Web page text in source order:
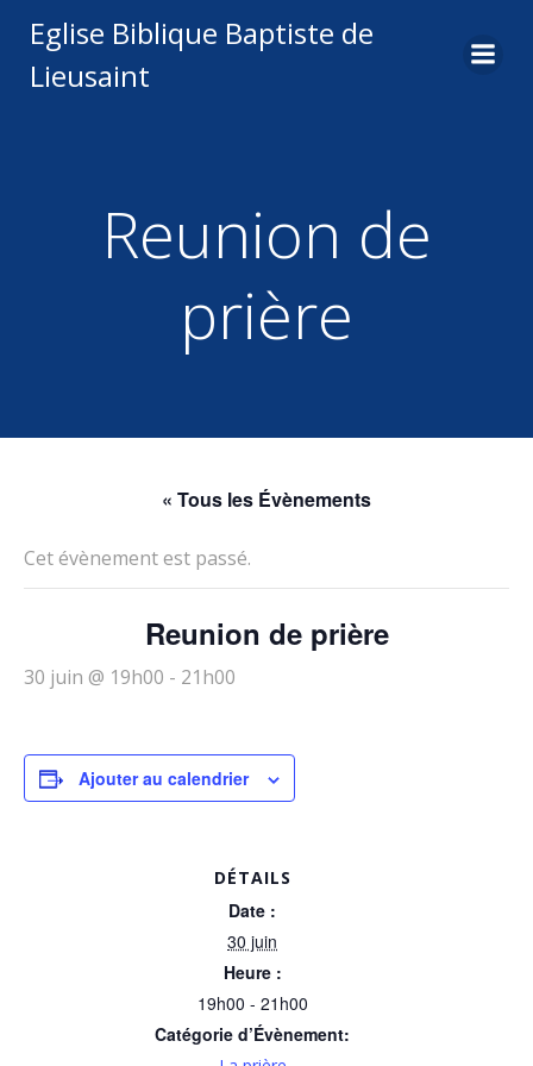
au
Eglise Biblique Baptiste de
Lieusaint
Reunion de
prière
« Tous les Évènements
Cet évènement est passé.
Reunion de prière
30 juin @ 19h00 - 21h00
Ajouter au calendrier
DÉTAILS
Date :
30 juin
Heure :
19h00 - 21h00
Catégorie d’Évènement: